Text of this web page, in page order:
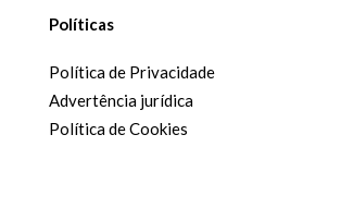
Políticas
Política de Privacidade
Advertência jurídica
Política de Cookies